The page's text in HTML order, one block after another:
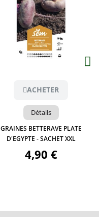
Aperçu
ACHETER
Détails
GRAINES BETTERAVE PLATE
D'EGYPTE - SACHET XXL
4,90 €